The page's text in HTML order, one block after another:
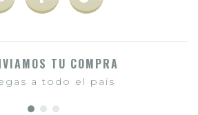
TU COMPRA
a todo el país